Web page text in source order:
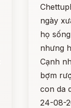
ngày
họ
nhưng
Cạnh
bợm
con da
24-08-